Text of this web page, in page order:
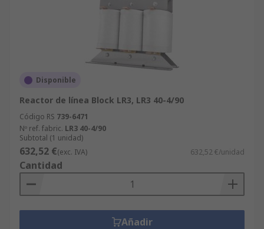
Disponible
Reactor de línea Block LR3, LR3 40-4/90
Código RS 739-6471
Nº ref. fabric. LR3 40-4/90
Subtotal (1 unidad)
632,52 €(exc. IVA) 632,52 €/unidad
Cantidad
Añadir